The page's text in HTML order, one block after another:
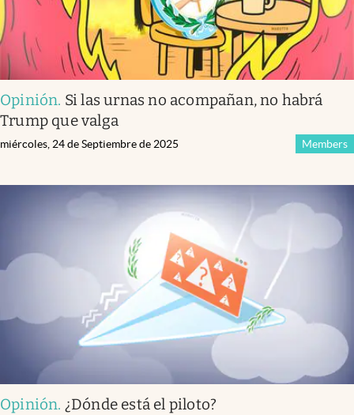
Opinión. Si las urnas no acompañan, no habrá
Trump que valga
Members
miércoles, 24 de Septiembre de 2025
Opinión. ¿Dónde está el piloto?